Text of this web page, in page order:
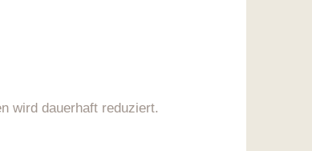
wird dauerhaft reduziert.